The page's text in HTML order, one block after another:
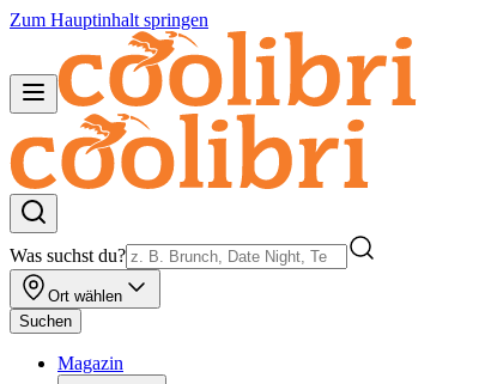
Zum Hauptinhalt springen
Was suchst du?
Ort wählen
Suchen
Magazin